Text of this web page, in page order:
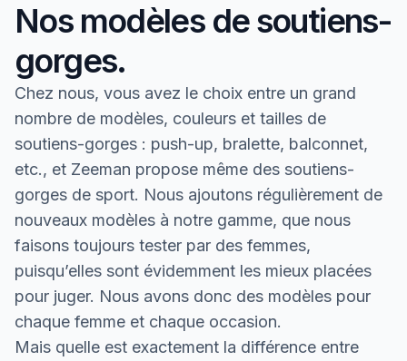
Nos modèles de soutiens-
gorges.
Chez nous, vous avez le choix entre un grand
nombre de modèles, couleurs et tailles de
soutiens-gorges : push-up, bralette, balconnet,
etc., et Zeeman propose même des soutiens-
gorges de sport. Nous ajoutons régulièrement de
nouveaux modèles à notre gamme, que nous
faisons toujours tester par des femmes,
puisqu’elles sont évidemment les mieux placées
pour juger. Nous avons donc des modèles pour
chaque femme et chaque occasion.
Mais quelle est exactement la différence entre